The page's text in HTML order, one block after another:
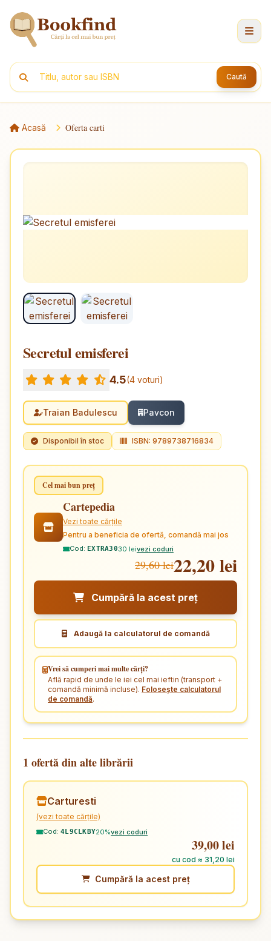
Caută
Acasă Oferta carti
Secretul emisferei
4.5(4 voturi)
Traian Badulescu Pavcon
Disponibil în stoc ISBN: 9789738716834
Cel mai bun preț
Cartepedia
Vezi toate cărțile
Pentru a beneficia de ofertă, comandă mai jos
Cod: EXTRA3030 leivezi coduri
29,60 lei22,20 lei
Cumpără la acest preț
Adaugă la calculatorul de comandă
Vrei să cumperi mai multe cărți?
Află rapid de unde le iei cel mai ieftin (transport +
comandă minimă incluse). Folosește calculatorul
de comandă.
1 ofertă din alte librării
Carturesti
(vezi toate cărțile)
Cod: 4L9CLKBY20%vezi coduri
39,00 lei
cu cod ≈ 31,20 lei
Cumpără la acest preț